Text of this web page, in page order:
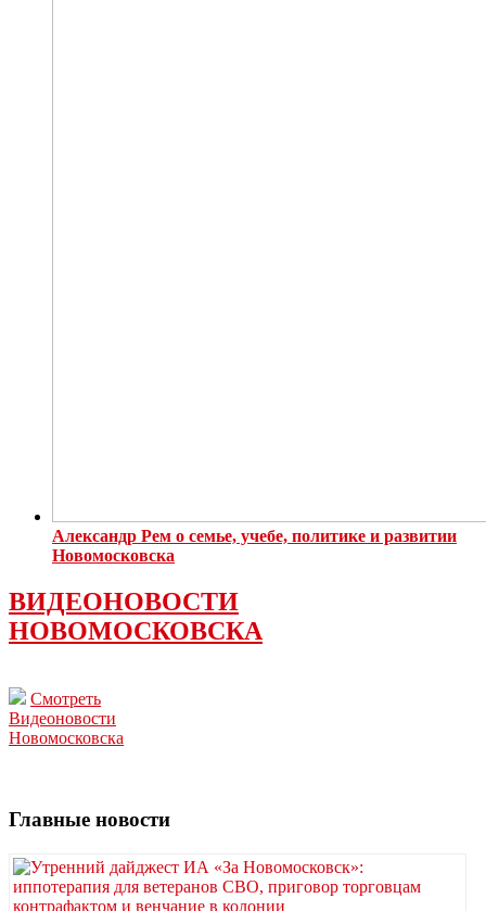
Александр Рем о семье, учебе, политике и развитии
Новомосковска
ВИДЕОНОВОСТИ
НОВОМОСКОВСКА
Смотреть
Видеоновости
Новомосковска
Главные новости